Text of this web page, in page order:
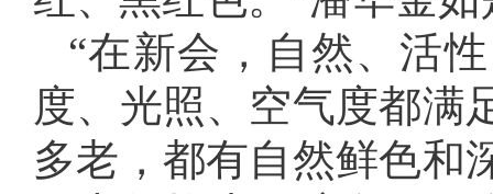
“在新会，自然、活
度、光照、空气度都满
多老，都有自然鲜色和